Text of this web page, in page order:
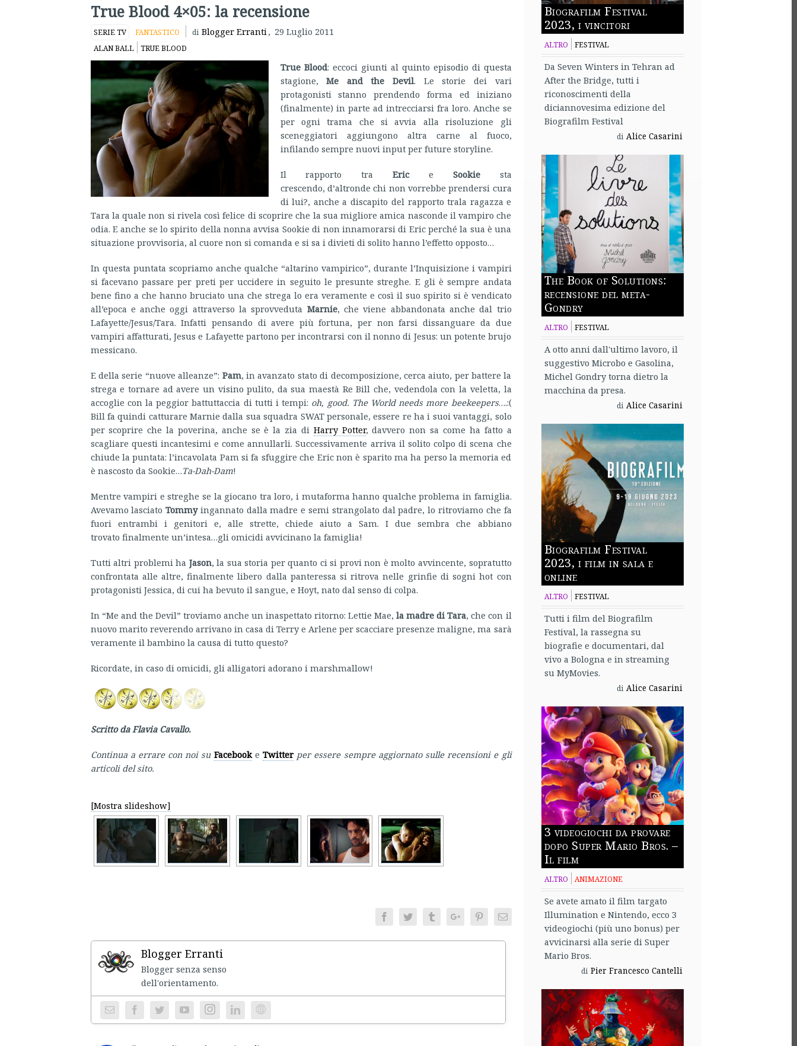
True Blood 4×05: la recensione
SERIE TV FANTASTICO di Blogger Erranti , 29 Luglio 2011
ALAN BALL TRUE BLOOD
True Blood: eccoci giunti al quinto episodio di questa
stagione,Me and the Devil. Le storie dei vari
protagonisti stanno prendendo forma ed iniziano
(finalmente) in parte ad intrecciarsi fra loro. Anche se
per ogni trama che si avvia alla risoluzione gli
sceneggiatori aggiungono altra carne al fuoco,
infilando sempre nuovi input per future storyline.
Il rapporto tra Eric e Sookiesta
crescendo, d’altronde chi non vorrebbe prendersi cura
di lui?, anche a discapito del rapporto trala ragazza e
Tara la quale non si rivela così felice di scoprire che la sua migliore amica nasconde il vampiro che
odia. E anche se lo spirito della nonna avvisa Sookie di non innamorarsi di Eric perché la sua è una
situazione provvisoria, al cuore non si comanda e si sa i divieti di solito hanno l’effetto opposto…
In questa puntata scopriamo anche qualche “altarino vampirico”, durante l’Inquisizione i vampiri
si facevano passare per preti per uccidere in seguito le presunte streghe. E gli è sempre andata
bene fino a che hanno bruciato una che strega lo era veramente e così il suo spirito si è vendicato
all’epoca e anche oggi attraverso la sprovveduta Marnie, che viene abbandonata anche dal trio
Lafayette/Jesus/Tara. Infatti pensando di avere più fortuna, per non farsi dissanguare da due
vampiri affatturati, Jesus e Lafayette partono per incontrarsi con il nonno di Jesus: un potente brujo
messicano.
E della serie “nuove alleanze”: Pam, in avanzato stato di decomposizione, cerca aiuto, per battere la
strega e tornare ad avere un visino pulito, da sua maestà Re Bill che, vedendola con la veletta, la
accoglie con la peggior battuttaccia di tutti i tempi: oh, good. The World needs more beekeepers….:(
Bill fa quindi catturare Marnie dalla sua squadra SWAT personale, essere re ha i suoi vantaggi, solo
per scoprire che la poverina, anche se è la zia di Harry Potter, davvero non sa come ha fatto a
scagliare questi incantesimi e come annullarli. Successivamente arriva il solito colpo di scena che
chiude la puntata: l’incavolata Pam si fa sfuggire che Eric non è sparito ma ha perso la memoria ed
è nascosto da Sookie…Ta-Dah-Dam!
Mentre vampiri e streghe se la giocano tra loro, i mutaforma hanno qualche problema in famiglia.
Avevamo lasciatoTommy ingannato dalla madre e semi strangolato dal padre, lo ritroviamo che fa
fuori entrambi i genitori e, alle strette, chiede aiuto a Sam. I due sembra che abbiano
trovato finalmente un’intesa…gli omicidi avvicinano la famiglia!
Tutti altri problemi ha Jason, la sua storia per quanto ci si provi non è molto avvincente, sopratutto
confrontata alle altre, finalmente libero dalla panteressa si ritrova nelle grinfie di sogni hot con
protagonisti Jessica, di cui ha bevuto il sangue, e Hoyt, nato dal senso di colpa.
In “Me and the Devil” troviamo anche un inaspettato ritorno: Lettie Mae,la madre di Tara, che con il
nuovo marito reverendo arrivano in casa di Terry e Arlene per scacciare presenze maligne, ma sarà
veramente il bambino la causa di tutto questo?
Ricordate, in caso di omicidi, gli alligatori adorano i marshmallow!
Scritto da Flavia Cavallo.
Continua a errare con noi su Facebook e Twitter per essere sempre aggiornato sulle recensioni e gli
articoli del sito.
[Mostra slideshow]
FacebookTwitter TumblrGoogle+PinterestEmail
Blogger Erranti
Blogger senza senso
dell'orientamento.
Instagram Website
Biografilm Festival
2023, i vincitori
ALTRO FESTIVAL
Da Seven Winters in Tehran ad
After the Bridge, tutti i
riconoscimenti della
diciannovesima edizione del
Biografilm Festival
di Alice Casarini
The Book of Solutions:
recensione del meta-
Gondry
ALTRO FESTIVAL
A otto anni dall'ultimo lavoro, il
suggestivo Microbo e Gasolina,
Michel Gondry torna dietro la
macchina da presa.
di Alice Casarini
Biografilm Festival
2023, i film in sala e
online
ALTRO FESTIVAL
Tutti i film del Biografilm
Festival, la rassegna su
biografie e documentari, dal
vivo a Bologna e in streaming
su MyMovies.
di Alice Casarini
3 videogiochi da provare
dopo Super Mario Bros. –
Il film
ALTRO ANIMAZIONE
Se avete amato il film targato
Illumination e Nintendo, ecco 3
videogiochi (più uno bonus) per
avvicinarsi alla serie di Super
Mario Bros.
di Pier Francesco Cantelli